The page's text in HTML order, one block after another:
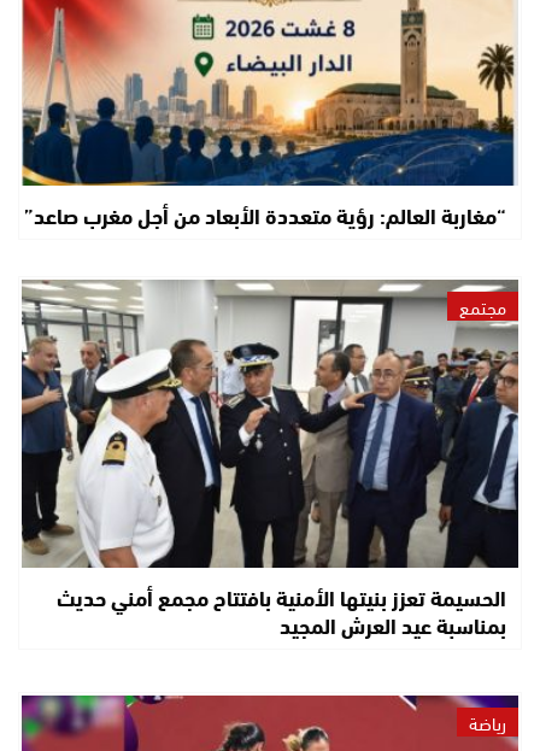
“مغاربة العالم: رؤية متعددة الأبعاد من أجل مغرب صاعد”
مجتمع
الحسيمة تعزز بنيتها الأمنية بافتتاح مجمع أمني حديث
بمناسبة عيد العرش المجيد
رياضة